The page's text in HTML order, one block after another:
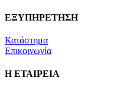
ΕΞΥΠΗΡΕΤΗΣΗ
Κατάστημα
Επικοινωνία
Η ΕΤΑΙΡΕΙΑ